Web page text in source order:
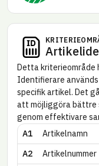
Detta
Identifierare
specifik artikel. Det
att möjliggöra bättre
genom effektivare
A1
Artikelnamn
A2
Artikel­nummer